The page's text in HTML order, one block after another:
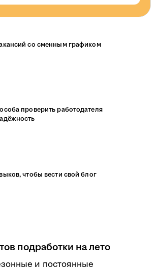
со сменным графиком
проверить работодателя
чтобы вести свой блог
подработки на лето
и постоянные